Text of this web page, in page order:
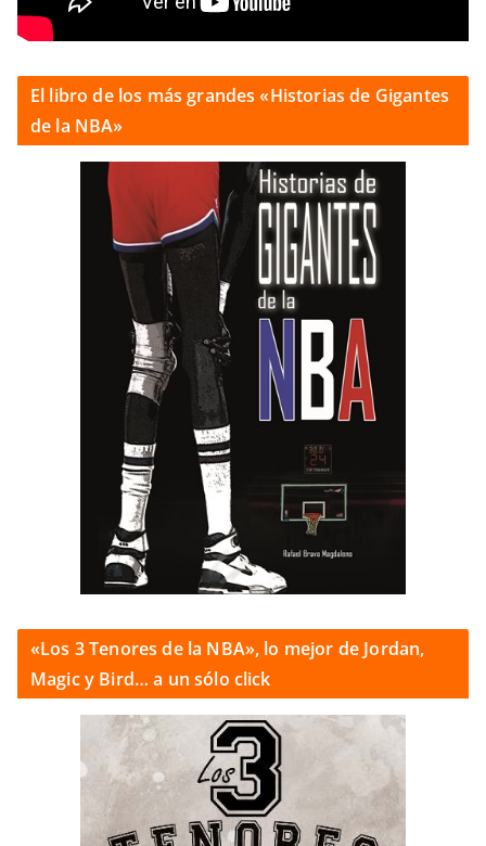
El libro de los más grandes «Historias de Gigantes
de la NBA»
«Los 3 Tenores de la NBA», lo mejor de Jordan,
Magic y Bird… a un sólo click